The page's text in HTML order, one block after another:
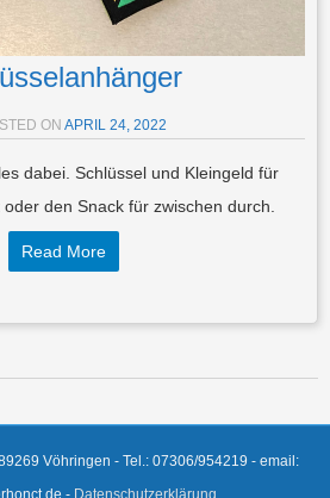
ON APRIL 24, 2022
dabei. Schlüssel und Kleingeld für
den Snack für zwischen durch.
Read More
Vöhringen - Tel.: 07306/954219 - email: